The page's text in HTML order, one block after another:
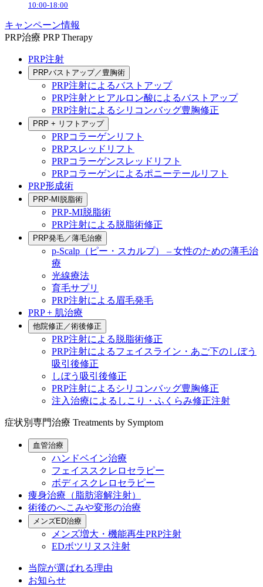
10:00-18:00
キャンペーン情報
PRP治療 PRP Therapy
PRP注射
PRPバストアップ／豊胸術
PRP注射によるバストアップ
PRP注射とヒアルロン酸によるバストアップ
PRP注射によるシリコンバッグ豊胸修正
PRP + リフトアップ
PRPコラーゲンリフト
PRPスレッドリフト
PRPコラーゲンスレッドリフト
PRPコラーゲンによるポニーテールリフト
PRP形成術
PRP-MI脱脂術
PRP-MI脱脂術
PRP注射による脱脂術修正
PRP発毛／薄毛治療
p-Scalp（ピー・スカルプ） – 女性のための薄毛治
療
光線療法
育毛サプリ
PRP注射による眉毛発毛
PRP + 肌治療
他院修正／術後修正
PRP注射による脱脂術修正
PRP注射によるフェイスライン・あご下のしぼう
吸引後修正
しぼう吸引後修正
PRP注射によるシリコンバッグ豊胸修正
注入治療によるしこり・ふくらみ修正注射
症状別専門治療 Treatments by Symptom
血管治療
ハンドベイン治療
フェイススクレロセラピー
ボディスクレロセラピー
痩身治療（脂肪溶解注射）
術後のへこみや変形の治療
メンズED治療
メンズ増大・機能再生PRP注射
EDボツリヌス注射
当院が選ばれる理由
お知らせ